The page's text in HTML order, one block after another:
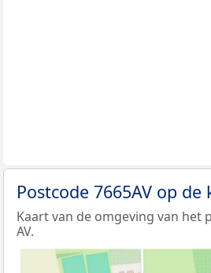
Postcode 7665AV op de
Kaart van de omgeving van het
AV.